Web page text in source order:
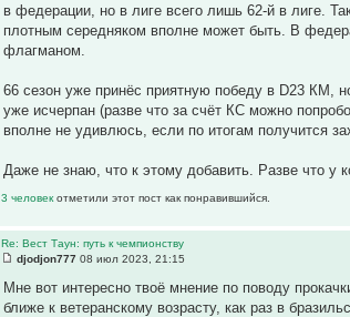
в федерации, но в лиге всего лишь 62-й в лиге.
плотным середняком вполне может быть. В
флагманом.
66 сезон уже принёс приятную победу в D23 КМ,
уже исчерпан (разве что за счёт КС можно
вполне не удивлюсь, если по итогам получится
Даже не знаю, что к этому добавить. Разве что у
3 человекотметили этот пост как понравившийся.
Re: Вест Таун: путь к чемпионству
djodjon777 08 июл 2023, 21:15
Мне вот интересно твоё мнение по поводу
ближе к ветеранскому возрасту, как раз в